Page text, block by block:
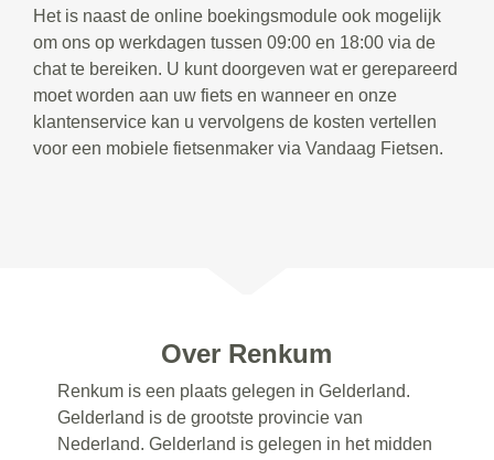
Het is naast de online boekingsmodule ook mogelijk
om ons op werkdagen tussen 09:00 en 18:00 via de
chat te bereiken. U kunt doorgeven wat er gerepareerd
moet worden aan uw fiets en wanneer en onze
klantenservice kan u vervolgens de kosten vertellen
voor een mobiele fietsenmaker via Vandaag Fietsen.
Over Renkum
Renkum is een plaats gelegen in Gelderland.
Gelderland is de grootste provincie van
Nederland. Gelderland is gelegen in het midden